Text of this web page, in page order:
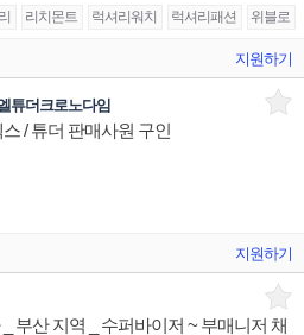
리치몬트 럭셔리워치 럭셔리패션 위블로
지원하기
튜더크로노다임
/ 튜더 판매사원 구인
지원하기
부산 지역 _ 수퍼바이저 ~ 부매니저 채